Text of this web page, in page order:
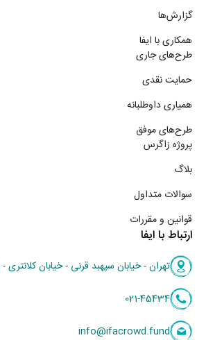
گزارش‌ها
همکاری با ایفا
طرح‌های جاری
حمایت نقدی
همیاری داوطلبانه
طرح‌های موفق
پروژه زاگرس
بلاگ
سوالات متداول
قوانین و مقررات
ارتباط با ایفا
تهران - خیابان سپهبد قرنی - خیابان کلانتری - پلاک 72 –
021-45434
info@ifacrowd.fund